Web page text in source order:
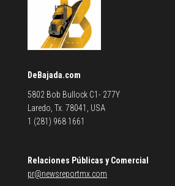
DeBajada.com
5802 Bob Bullock C1- 277Y
Laredo, Tx. 78041, USA
1 (281) 968 1661
Relaciones Públicas y Comercial
pr@newsreportmx.com